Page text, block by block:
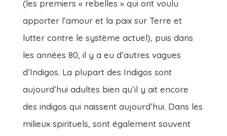
(les premiers « rebelles » qui ont voulu
apporter l’amour et la paix sur Terre et
lutter contre le système actuel), puis dans
les années 80, il y a eu d’autres vagues
d’Indigos. La plupart des Indigos sont
aujourd’hui adultes bien qu’il y ait encore
des indigos qui naissent aujourd’hui. Dans les
milieux spirituels, sont également souvent